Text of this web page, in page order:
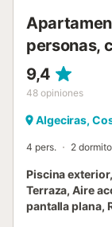
personas,
9,4
48 opiniones
Algeciras,
4 pers. 2
Piscina
Terraza, Aire
pantalla plana,